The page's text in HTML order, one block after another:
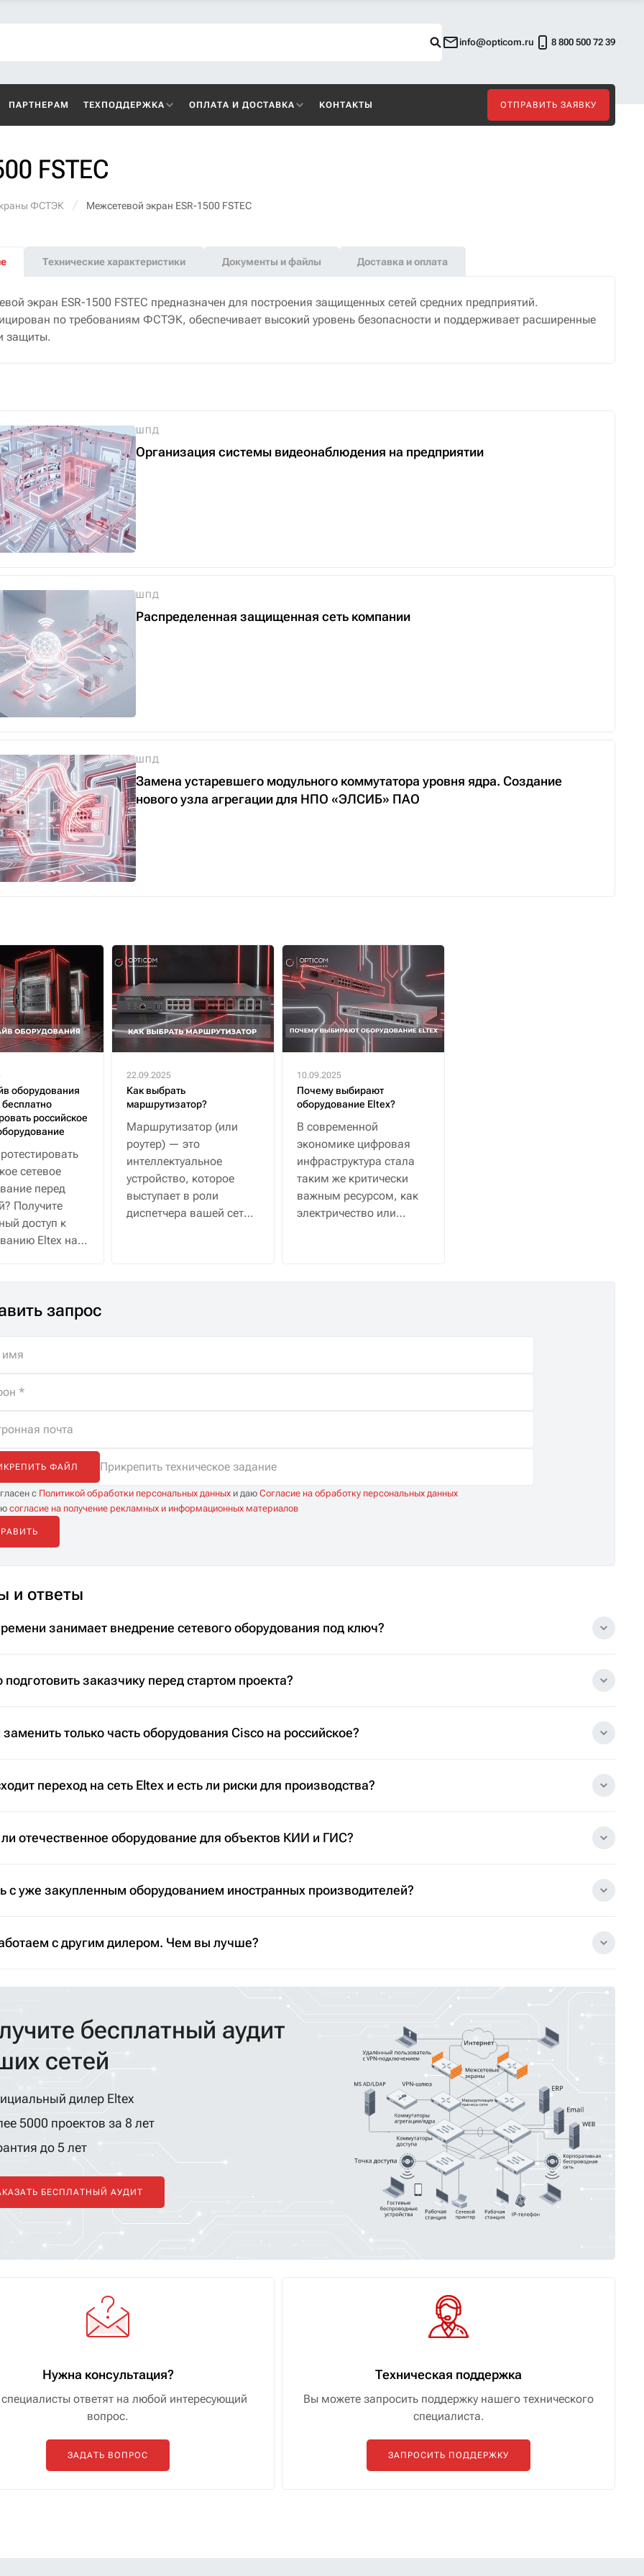
info@opticom.ru 8 800 500 72 39
ПАРТНЕРАМ ТЕХПОДДЕРЖКА ОПЛАТА И ДОСТАВКА КОНТАКТЫ ОТПРАВИТЬ ЗАЯВКУ
FSTEC
ФСТЭК Межсетевой экран ESR-1500 FSTEC
Технические характеристики Документы и файлы Доставка и оплата
экран ESR-1500 FSTEC предназначен для построения защищенных сетей средних предприятий.
по требованиям ФСТЭК, обеспечивает высокий уровень безопасности и поддерживает расширенные
защиты.
ШПД
Организация системы видеонаблюдения на предприятии
ШПД
Распределенная защищенная сеть компании
ШПД
Замена устаревшего модульного коммутатора уровня ядра. Создание
нового узла агрегации для НПО «ЭЛСИБ» ПАО
оборудования
российское
сетевое
перед
Получите
доступ к
Eltex на
бесплатная
22.09.2025
Как выбрать
маршрутизатор?
Маршрутизатор (или
роутер) — это
интеллектуальное
устройство, которое
выступает в роли
диспетчера вашей сети.
10.09.2025
Почему выбирают
оборудование Eltex?
В современной
экономике цифровая
инфраструктура стала
таким же критически
важным ресурсом, как
электричество или
запрос
ФАЙЛ Прикрепить техническое задание
с Политикой обработки персональных данных и даюСогласие на обработку персональных данных
согласие на получение рекламных и информационных материалов
и ответы
занимает внедрение сетевого оборудования под ключ?
заказчику перед стартом проекта?
только часть оборудования Cisco на российское?
переход на сеть Eltex и есть ли риски для производства?
отечественное оборудование для объектов КИИ и ГИС?
с уже закупленным оборудованием иностранных производителей?
с другим дилером. Чем вы лучше?
бесплатный аудит
сетей
дилер Eltex
5000 проектов за 8 лет
до 5 лет
БЕСПЛАТНЫЙ АУДИТ
Нужна консультация?
ответят на любой интересующий
вопрос.
ЗАДАТЬ ВОПРОС
Техническая поддержка
Вы можете запросить поддержку нашего технического
специалиста.
ЗАПРОСИТЬ ПОДДЕРЖКУ